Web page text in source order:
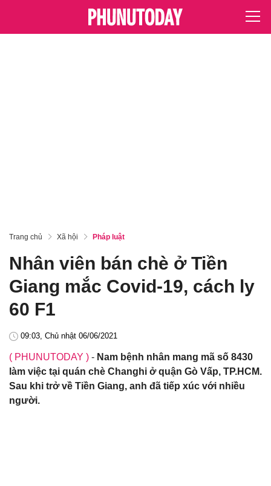
Trang chủ Xã hội Pháp luật
Nhân viên bán chè ở Tiền
Giang mắc Covid-19, cách ly
60 F1
09:03, Chủ nhật 06/06/2021
( PHUNUTODAY ) - Nam bệnh nhân mang mã số 8430
làm việc tại quán chè Changhi ở quận Gò Vấp, TP.HCM.
Sau khi trở về Tiền Giang, anh đã tiếp xúc với nhiều
người.